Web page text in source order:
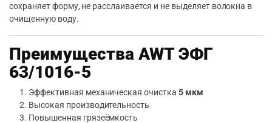
сохраняет форму, не расслаивается и не выделяет волокна в
очищенную воду.
Преимущества AWT ЭФГ
63/1016-5
Эффективная механическая очистка5 мкм
Высокая производительность
Повышенная грязеёмкость